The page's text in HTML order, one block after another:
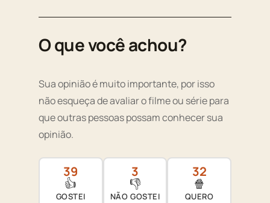
O que você achou?
Sua opinião é muito importante, por isso
não esqueça de avaliar o filme ou série para
que outras pessoas possam conhecer sua
opinião.
39
👍
GOSTEI
3
👎
NÃO GOSTEI
32
🍿
QUERO